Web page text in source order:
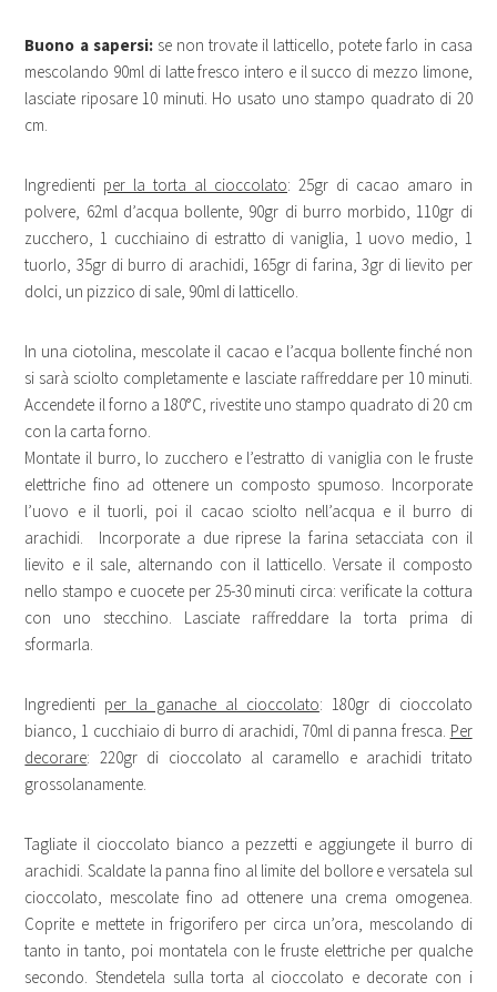
Buono a sapersi:se non trovate il latticello, potete farlo in casa
mescolando 90ml di latte fresco intero e il succo di mezzo limone,
lasciate riposare 10 minuti. Ho usato uno stampo quadrato di 20
cm.
Ingredienti per la torta al cioccolato: 25gr di cacao amaro in
polvere, 62ml d’acqua bollente, 90gr di burro morbido, 110gr di
zucchero, 1 cucchiaino di estratto di vaniglia, 1 uovo medio, 1
tuorlo, 35gr di burro di arachidi, 165gr di farina, 3gr di lievito per
dolci, un pizzico di sale, 90ml di latticello.
In una ciotolina, mescolate il cacao e l’acqua bollente finché non
si sarà sciolto completamente e lasciate raffreddare per 10 minuti.
Accendete il forno a 180°C, rivestite uno stampo quadrato di 20 cm
con la carta forno.
Montate il burro, lo zucchero e l’estratto di vaniglia con le fruste
elettriche fino ad ottenere un composto spumoso. Incorporate
l’uovo e il tuorli, poi il cacao sciolto nell’acqua e il burro di
arachidi. Incorporate a due riprese la farina setacciata con il
lievito e il sale, alternando con il latticello. Versate il composto
nello stampo e cuocete per 25-30 minuti circa: verificate la cottura
con uno stecchino. Lasciate raffreddare la torta prima di
sformarla.
Ingredienti per la ganache al cioccolato: 180gr di cioccolato
bianco, 1 cucchiaio di burro di arachidi, 70ml di panna fresca. Per
decorare: 220gr di cioccolato al caramello e arachidi tritato
grossolanamente.
Tagliate il cioccolato bianco a pezzetti e aggiungete il burro di
arachidi. Scaldate la panna fino al limite del bollore e versatela sul
cioccolato, mescolate fino ad ottenere una crema omogenea.
Coprite e mettete in frigorifero per circa un’ora, mescolando di
tanto in tanto, poi montatela con le fruste elettriche per qualche
secondo. Stendetela sulla torta al cioccolato e decorate con i